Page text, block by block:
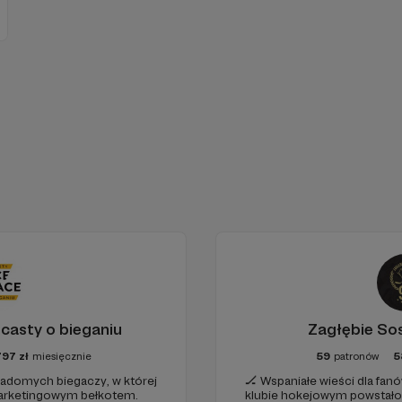
o bieganiu
zł miesięcznie
biegaczy, w której
bełkotem.
Zagłębie
59 patronów
🏒 Wspaniałe wieści dla
klubie hokejowym